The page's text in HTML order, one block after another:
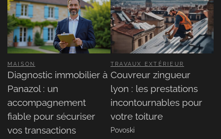
MAISON
Diagnostic immobilier à
Panazol : un
accompagnement
fiable pour sécuriser
vos transactions
TRAVAUX EXTÉRIEUR
Couvreur zingueur
lyon : les prestations
incontournables pour
votre toiture
Povoski